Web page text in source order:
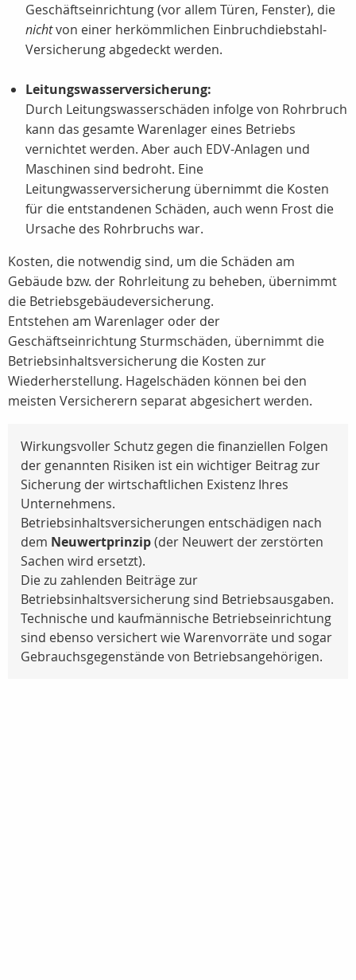
Geschäftseinrichtung (vor allem Türen, Fenster), die
nichtvon einer herkömmlichen Einbruchdiebstahl-
Versicherung abgedeckt werden.
Leitungswasserversicherung:
Durch Leitungswasserschäden infolge von Rohrbruch
kann das gesamte Warenlager eines Betriebs
vernichtet werden. Aber auch EDV-Anlagen und
Maschinen sind bedroht. Eine
Leitungwasserversicherung übernimmt die Kosten
für die entstandenen Schäden, auch wenn Frost die
Ursache des Rohrbruchs war.
Kosten, die notwendig sind, um die Schäden am
Gebäude bzw. der Rohrleitung zu beheben, übernimmt
die Betriebsgebäudeversicherung.
Entstehen am Warenlager oder der
Geschäftseinrichtung Sturmschäden, übernimmt die
Betriebsinhaltsversicherung die Kosten zur
Wiederherstellung. Hagelschäden können bei den
meisten Versicherern separat abgesichert werden.
Wirkungsvoller Schutz gegen die finanziellen Folgen
der genannten Risiken ist ein wichtiger Beitrag zur
Sicherung der wirtschaftlichen Existenz Ihres
Unternehmens.
Betriebsinhaltsversicherungen entschädigen nach
dem Neuwertprinzip(der Neuwert der zerstörten
Sachen wird ersetzt).
Die zu zahlenden Beiträge zur
Betriebsinhaltsversicherung sind Betriebsausgaben.
Technische und kaufmännische Betriebseinrichtung
sind ebenso versichert wie Warenvorräte und sogar
Gebrauchsgegenstände von Betriebsangehörigen.